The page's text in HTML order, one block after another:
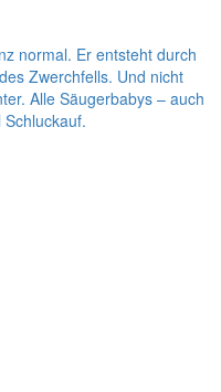
normal. Er entsteht durch
Zwerchfells. Und nicht
Alle Säugerbabys – auch